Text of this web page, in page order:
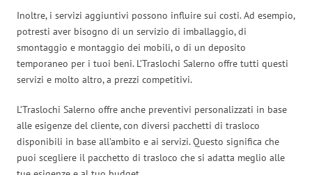
Inoltre, i servizi aggiuntivi possono influire sui costi. Ad esempio,
potresti aver bisogno di un servizio di imballaggio, di
smontaggio e montaggio dei mobili, o di un deposito
temporaneo per i tuoi beni. L’Traslochi Salerno offre tutti questi
servizi e molto altro, a prezzi competitivi.
L’Traslochi Salerno offre anche preventivi personalizzati in base
alle esigenze del cliente, con diversi pacchetti di trasloco
disponibili in base all’ambito e ai servizi. Questo significa che
puoi scegliere il pacchetto di trasloco che si adatta meglio alle